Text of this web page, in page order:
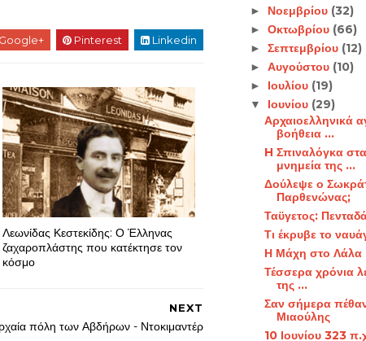
Google+ Pinterest Linkedin
Λεωνίδας Κεστεκίδης: Ο Έλληνας
ζαχαροπλάστης που κατέκτησε τον
κόσμο
NEXT
πόλη των Αβδήρων - Ντοκιμαντέρ
► Νοεμβρίου (32)
► Οκτωβρίου (66)
► Σεπτεμβρίου (12)
► Αυγούστου (10)
► Ιουλίου (19)
▼ Ιουνίου (29)
Αρχαιοελληνικά
βοήθεια ...
H Σπιναλόγκα
μνημεία της ...
Δούλεψε ο
Παρθενώνας;
Ταϋγετος:
Τι έκρυβε το
Η Μάχη στο Λάλα -
Τέσσερα χρόνια
της ...
Σαν σήμερα
Μιαούλης
10 Ιουνίου 323